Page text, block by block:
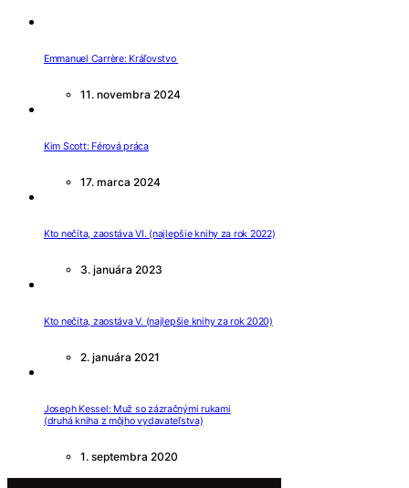
Emmanuel Carrère: Kráľovstvo
11. novembra 2024
Kim Scott: Férová práca
17. marca 2024
Kto nečíta, zaostáva VI. (najlepšie knihy za rok 2022)
3. januára 2023
Kto nečíta, zaostáva V. (najlepšie knihy za rok 2020)
2. januára 2021
Joseph Kessel: Muž so zázračnými rukami
(druhá kniha z môjho vydavateľstva)
1. septembra 2020